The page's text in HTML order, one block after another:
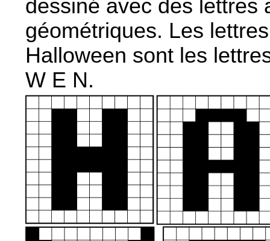
dessiné avec des lettres
géométriques. Les
Halloween sont les
W E N.